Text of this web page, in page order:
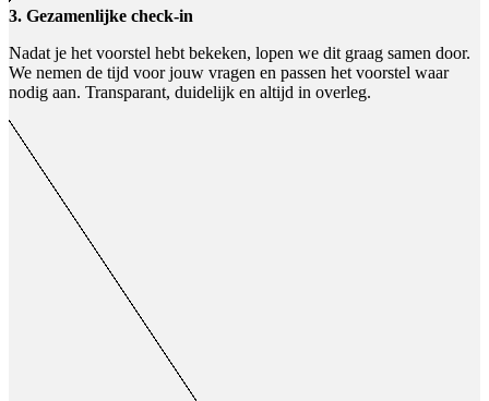
3. Gezamenlijke check-in
Nadat je het voorstel hebt bekeken, lopen we dit graag samen door.
We nemen de tijd voor jouw vragen en passen het voorstel waar
nodig aan. Transparant, duidelijk en altijd in overleg.